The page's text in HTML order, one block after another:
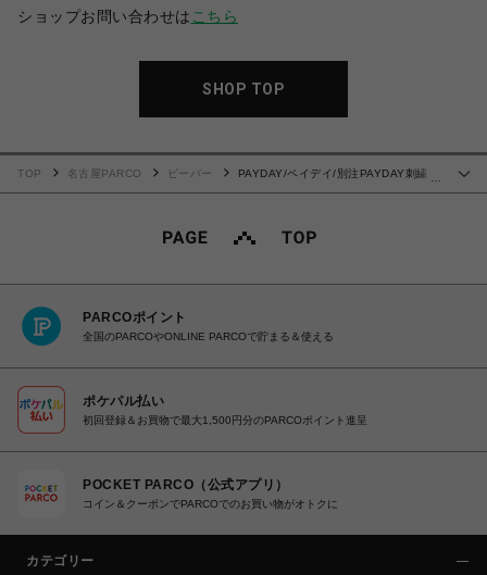
ショップお問い合わせは こちら
SHOP TOP
…
TOP 名古屋PARCO ビーバー
PAYDAY/ペイデイ/別注PAYDAY刺繍
PARCOポイント
全国のPARCOやONLINE PARCOで貯まる＆使える
ポケパル払い
初回登録＆お買物で最大1,500円分のPARCOポイント進呈
POCKET PARCO（公式アプリ）
コイン＆クーポンでPARCOでのお買い物がオトクに
カテゴリー